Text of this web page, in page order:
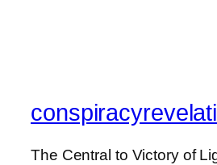
The Central to Victory of